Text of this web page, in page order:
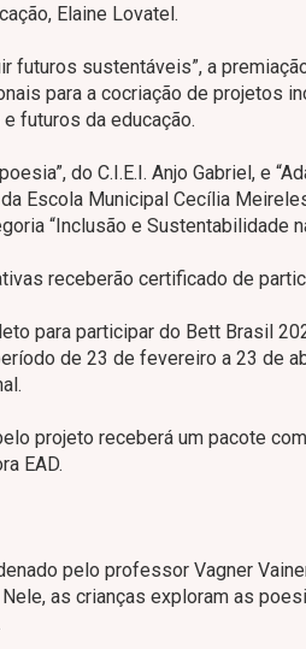
Elaine Lovatel.
futuros sustentáveis”, a
para a cocriação de projetos
futuros da educação.
do C.I.E.I. Anjo Gabriel, e
Escola Municipal Cecília
“Inclusão e Sustentabilidade
receberão certificado de
para participar do Bett Brasil
de 23 de fevereiro a 23 de
projeto receberá um pacote
EAD.
pelo professor Vagner
as crianças exploram as